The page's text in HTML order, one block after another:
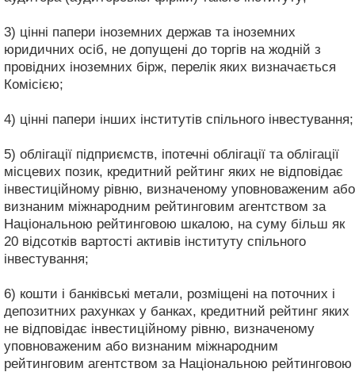
3) цінні папери іноземних держав та іноземних
юридичних осіб, не допущені до торгів на жодній з
провідних іноземних бірж, перелік яких визначається
Комісією;
4) цінні папери інших інститутів спільного інвестування;
5) облігації підприємств, іпотечні облігації та облігації
місцевих позик, кредитний рейтинг яких не відповідає
інвестиційному рівню, визначеному уповноваженим або
визнаним міжнародним рейтинговим агентством за
Національною рейтинговою шкалою, на суму більш як
20 відсотків вартості активів інституту спільного
інвестування;
6) кошти і банківські метали, розміщені на поточних і
депозитних рахунках у банках, кредитний рейтинг яких
не відповідає інвестиційному рівню, визначеному
уповноваженим або визнаним міжнародним
рейтинговим агентством за Національною рейтинговою